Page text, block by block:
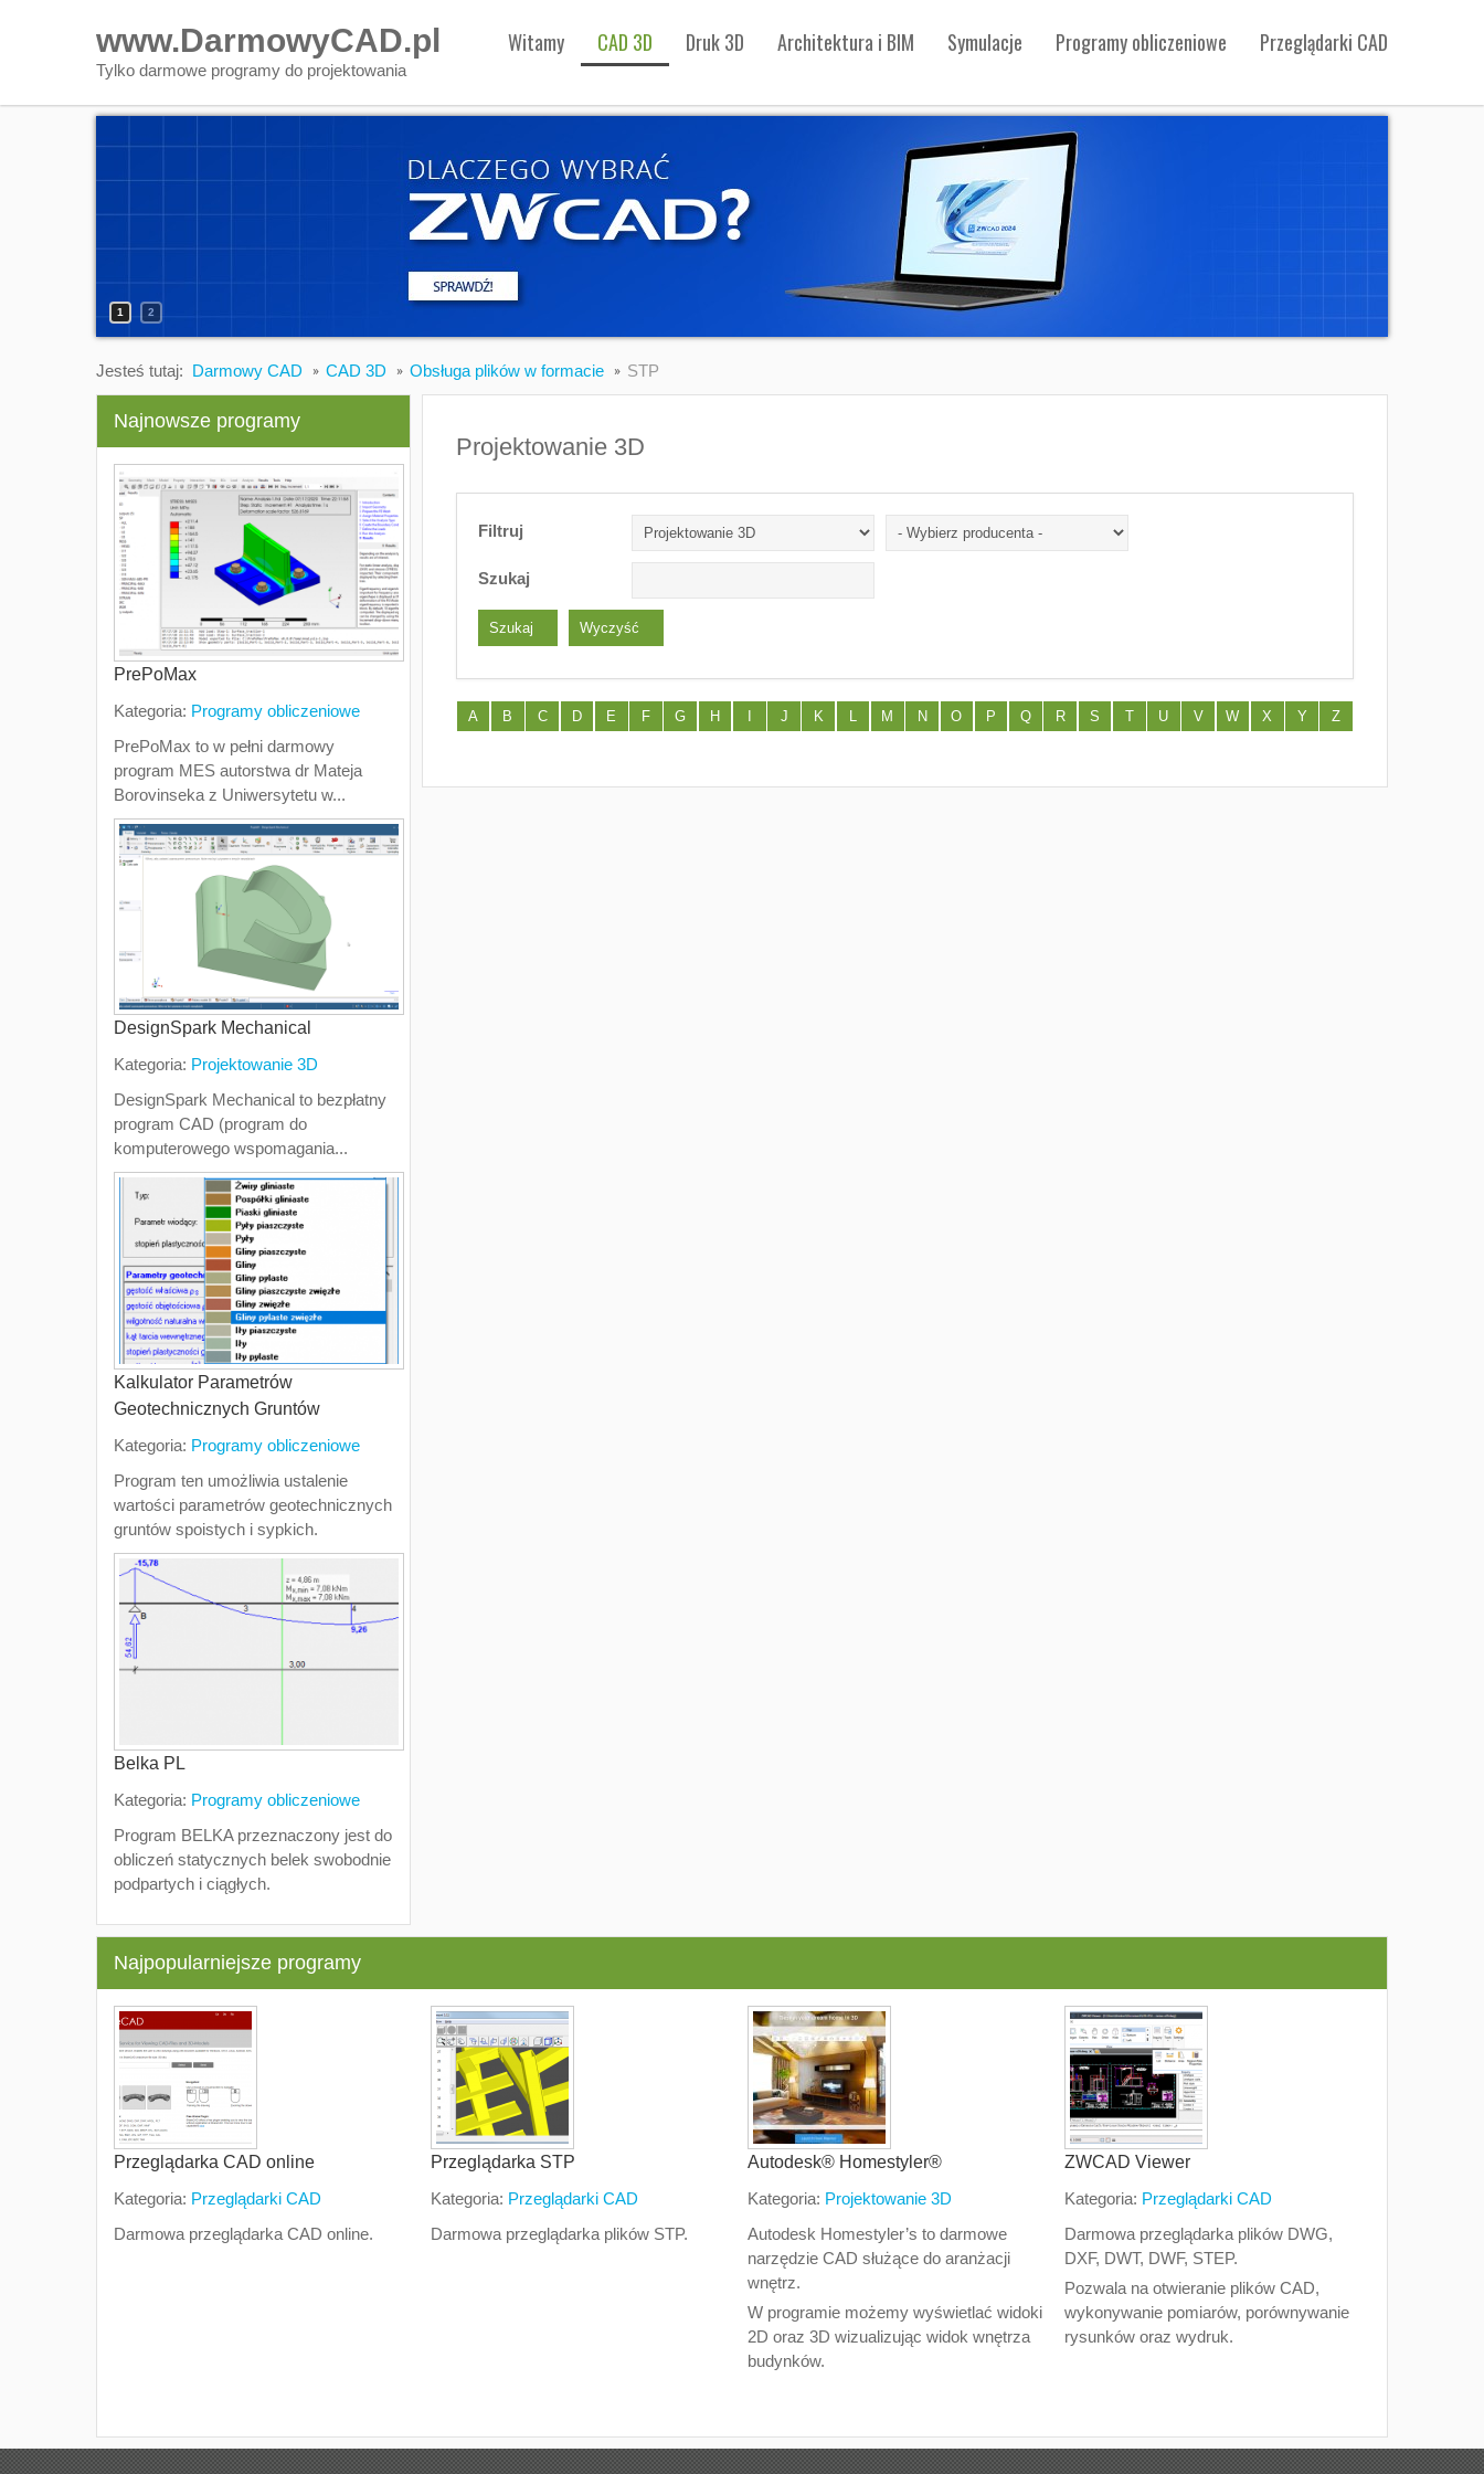
www.DarmowyCAD.pl
Tylko darmowe programy do projektowania
Witamy CAD 3D Druk 3D Architektura i BIM Symulacje Programy obliczeniowe Przeglądarki CAD
1 2
Jesteś tutaj: Darmowy CAD CAD 3D Obsługa plików w formacie STP
Projektowanie 3D
Filtruj
Szukaj
A B C D E F G H J K L M N O P Q R S T U V W X Y Z
Najnowsze programy
PrePoMax
Kategoria: Programy obliczeniowe
PrePoMax to w pełni darmowy
program MES autorstwa dr Mateja
Borovinseka z Uniwersytetu w...
DesignSpark Mechanical
Kategoria: Projektowanie 3D
DesignSpark Mechanical to bezpłatny
program CAD (program do
komputerowego wspomagania...
Kalkulator Parametrów
Geotechnicznych Gruntów
Kategoria: Programy obliczeniowe
Program ten umożliwia ustalenie
wartości parametrów geotechnicznych
gruntów spoistych i sypkich.
Belka PL
Kategoria: Programy obliczeniowe
Program BELKA przeznaczony jest do
obliczeń statycznych belek swobodnie
podpartych i ciągłych.
Najpopularniejsze programy
Przeglądarka CAD online
Kategoria: Przeglądarki CAD
Darmowa przeglądarka CAD online.
Przeglądarka STP
Kategoria: Przeglądarki CAD
Darmowa przeglądarka plików STP.
Autodesk® Homestyler®
Kategoria: Projektowanie 3D
Autodesk Homestyler’s to darmowe
narzędzie CAD służące do aranżacji
wnętrz.
W programie możemy wyświetlać widoki
2D oraz 3D wizualizując widok wnętrza
budynków.
ZWCAD Viewer
Kategoria: Przeglądarki CAD
Darmowa przeglądarka plików DWG,
DXF, DWT, DWF, STEP.
Pozwala na otwieranie plików CAD,
wykonywanie pomiarów, porównywanie
rysunków oraz wydruk.